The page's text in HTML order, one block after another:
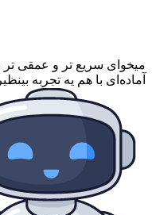
میخوای سریع تر و عمقی
آماده‌ای با هم یه تجربه